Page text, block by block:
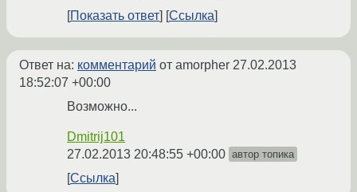
Показать ответ
Ссылка
Ответ на: комментарий от amorpher 27.02.2013
18:52:07 +00:00
Возможно...
Dmitrij101
27.02.2013 20:48:55 +00:00 автор топика
Ссылка